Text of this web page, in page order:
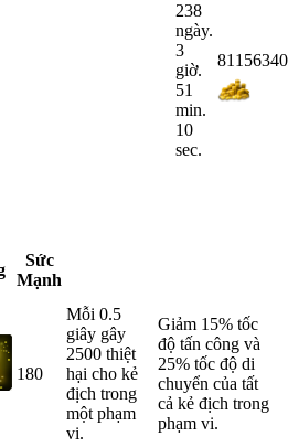
238
ngày.
3
giờ.
51
min.
10
sec.
81156340
Sức
Mạnh
180
Mỗi 0.5
giây gây
2500 thiệt
hại cho kẻ
địch trong
một phạm
vi.
Giảm 15% tốc
độ tấn công và
25% tốc độ di
chuyển của tất
cả kẻ địch trong
phạm vi.